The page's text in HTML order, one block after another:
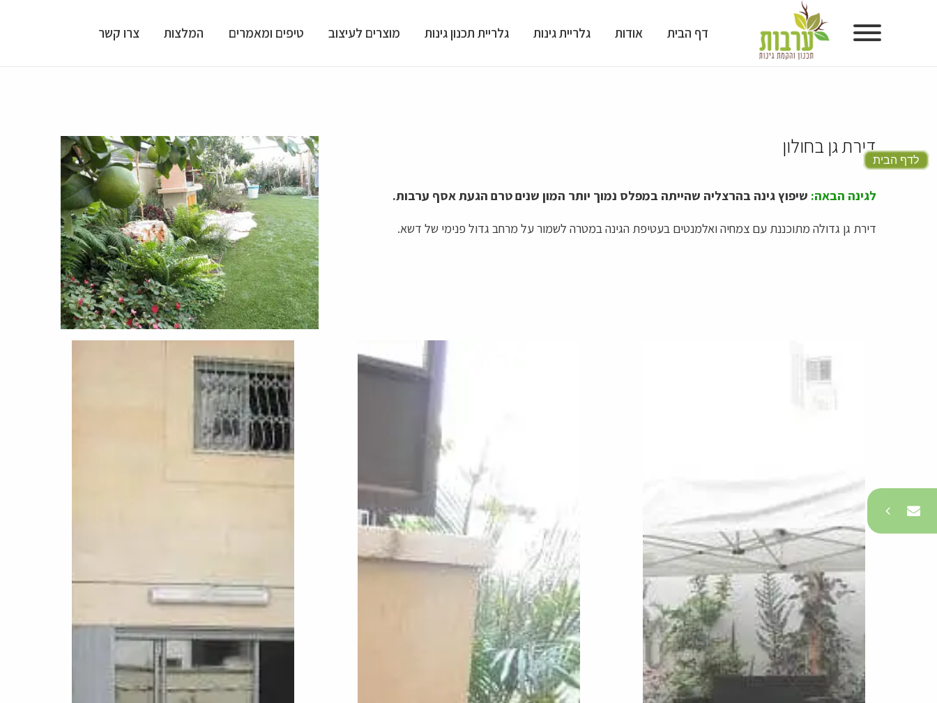
גלריית גינות
דף הבית אודות גלריית גינות גלריית תכנון גינות מוצרים לעיצוב טיפים ומאמרים המלצות צרו קשר
לדף הבית
דירת גן בחולון
לגינה הבאה: שיפוץ גינה בהרצליה שהייתה במפלס נמוך יותר המון שנים טרם הגעת אסף ערבות.
דירת גן גדולה מתוכננת עם צמחיה ואלמנטים בעטיפת הגינה במטרה לשמור על מרחב גדול פנימי של דשא.